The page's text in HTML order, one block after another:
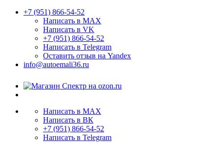
+7 (951) 866-54-52
Написать в MAX
Написать в VK
+7 (951) 866-54-52
Написать в Telegram
Оставить отзыв на Yandex
info@autoemali36.ru
Написать в MAX
Написать в ВК
+7 (951) 866-54-52
Написать в Telegram